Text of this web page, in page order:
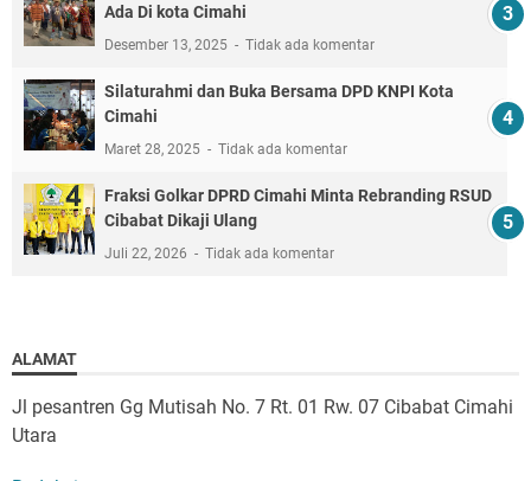
Ada Di kota Cimahi
Desember 13, 2025 Tidak ada komentar
Silaturahmi dan Buka Bersama DPD KNPI Kota
Cimahi
Maret 28, 2025 Tidak ada komentar
Fraksi Golkar DPRD Cimahi Minta Rebranding RSUD
Cibabat Dikaji Ulang
Juli 22, 2026 Tidak ada komentar
ALAMAT
Jl pesantren Gg Mutisah No. 7 Rt. 01 Rw. 07 Cibabat Cimahi
Utara